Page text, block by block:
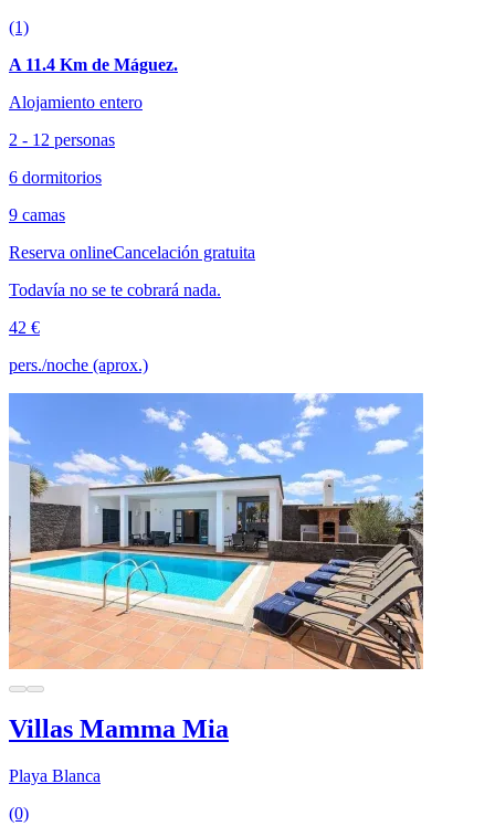
(1)
A 11.4 Km de Máguez.
Alojamiento entero
2 - 12 personas
6 dormitorios
9 camas
Reserva onlineCancelación gratuita
Todavía no se te cobrará nada.
42 €
pers./noche (aprox.)
Villas Mamma Mia
Playa Blanca
(0)